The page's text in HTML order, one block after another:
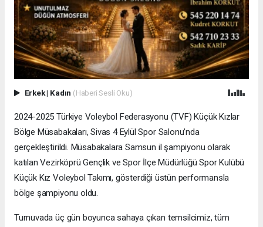
Erkek| Kadın (Haberi Sesli Oku)
2024-2025 Türkiye Voleybol Federasyonu (TVF) Küçük Kızlar
Bölge Müsabakaları, Sivas 4 Eylül Spor Salonu’nda
gerçekleştirildi. Müsabakalara Samsun il şampiyonu olarak
katılan Vezirköprü Gençlik ve Spor İlçe Müdürlüğü Spor Kulübü
Küçük Kız Voleybol Takımı, gösterdiği üstün performansla
bölge şampiyonu oldu.
Turnuvada üç gün boyunca sahaya çıkan temsilcimiz, tüm